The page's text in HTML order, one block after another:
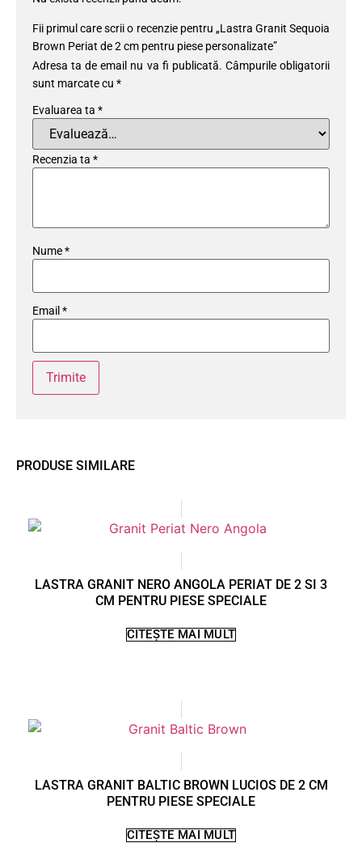
PRODUSE SIMILARE
LASTRA GRANIT NERO ANGOLA PERIAT DE 2 SI 3
CM PENTRU PIESE SPECIALE
CITEȘTE MAI MULT
LASTRA GRANIT BALTIC BROWN LUCIOS DE 2 CM
PENTRU PIESE SPECIALE
CITEȘTE MAI MULT
Fii primul care scrii o recenzie pentru „Lastra Granit Sequoia
Brown Periat de 2 cm pentru piese personalizate”
Adresa ta de email nu va fi publicată. Câmpurile obligatorii
sunt marcate cu *
Evaluarea ta *
Recenzia ta *
Nume*
Email *